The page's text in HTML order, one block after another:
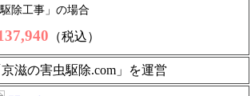
駆除工事」の場合
（税込）
京滋の害虫駆除.com」を運営